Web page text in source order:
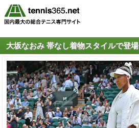
大坂なおみ 帯なし着物スタイルで登場